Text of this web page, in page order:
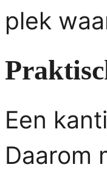
plek
Een
Daarom